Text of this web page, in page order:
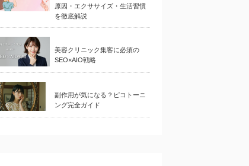
原因・エクササイズ・生活習慣
を徹底解説
美容クリニック集客に必須の
SEO×AIO戦略
副作用が気になる？ピコトーニ
ング完全ガイド